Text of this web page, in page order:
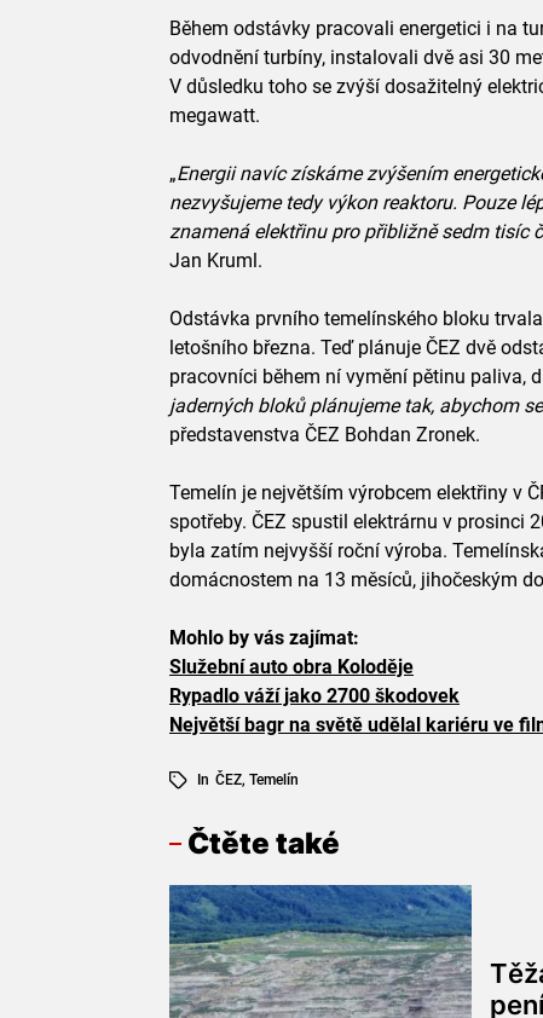
Během odstávky pracovali energetici i na
odvodnění turbíny, instalovali dvě asi 30
V důsledku toho se zvýší dosažitelný
megawatt.
„Energii navíc získáme zvýšením
nezvyšujeme tedy výkon reaktoru. Pouze
znamená elektřinu pro přibližně sedm tisíc
Jan Kruml.
Odstávka prvního temelínského bloku
letošního března. Teď plánuje ČEZ dvě
pracovníci během ní vymění pětinu paliva,
jaderných bloků plánujeme tak, abychom
představenstva ČEZ Bohdan Zronek.
Temelín je největším výrobcem elektřiny v
spotřeby. ČEZ spustil elektrárnu v prosinci
byla zatím nejvyšší roční výroba.
domácnostem na 13 měsíců, jihočeským
Mohlo by vás zajímat:
Služební auto obra Koloděje
Rypadlo váží jako 2700 škodovek
Největší bagr na světě udělal kariéru ve
In ČEZ, Temelín
Čtěte také